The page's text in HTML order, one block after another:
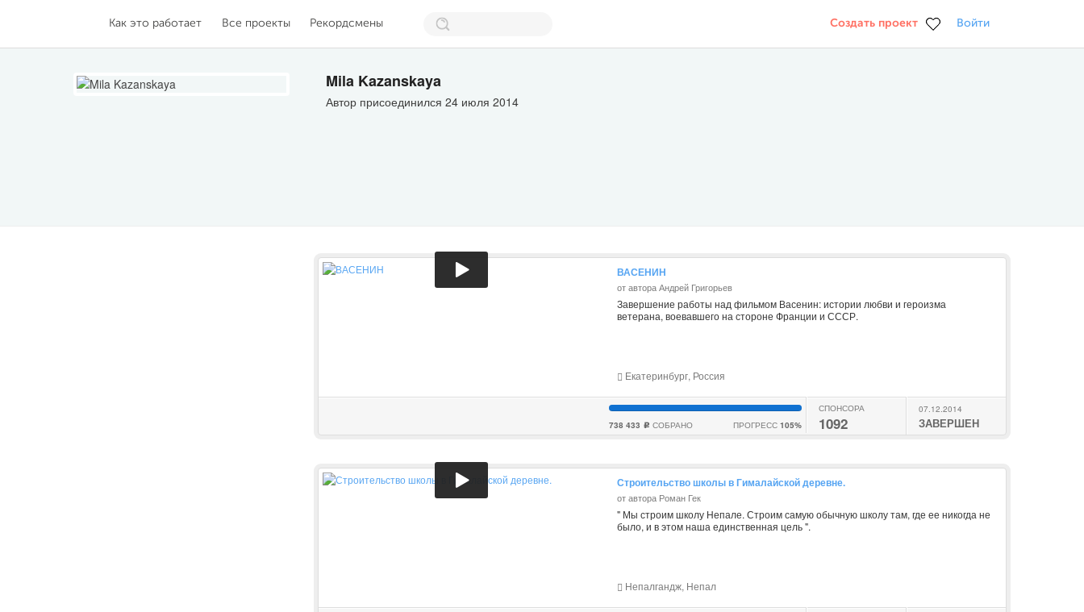
Как это работает Все проекты Рекордсмены Создать проект Войти
Mila Kazanskaya
Автор присоединился 24 июля 2014
ВАСЕНИН
от автора Андрей Григорьев
Завершение работы над фильмом Васенин: истории любви и героизма
ветерана, воевавшего на стороне Франции и СССР.
Екатеринбург, Россия
738 433 c СОБРАНО ПРОГРЕСС 105%
СПОНСОРА
1092
07.12.2014
ЗАВЕРШЕН
Строительство школы в Гималайской деревне.
от автора Роман Гек
" Мы строим школу Непале. Строим самую обычную школу там, где ее никогда не
было, и в этом наша единственная цель ".
Непалгандж, Непал